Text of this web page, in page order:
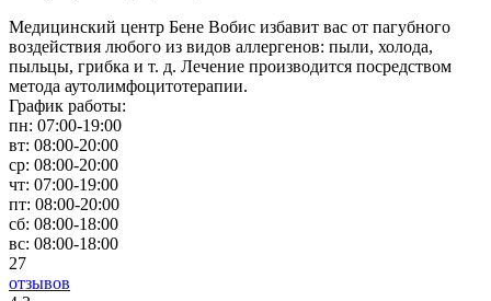
Медицинский центр Бене Вобис избавит вас от пагубного
воздействия любого из видов аллергенов: пыли, холода,
пыльцы, грибка и т. д. Лечение производится посредством
метода аутолимфоцитотерапии.
График работы:
пн: 07:00-19:00
вт: 08:00-20:00
ср: 08:00-20:00
чт: 07:00-19:00
пт: 08:00-20:00
сб: 08:00-18:00
вс: 08:00-18:00
27
отзывов